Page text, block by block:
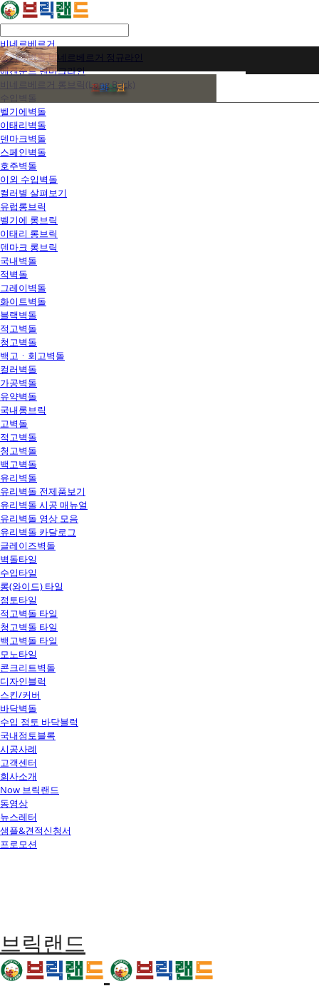
비네르베르거
벨기에벽돌 비네르베르거 정규라인
에겐순드 덴마크라인
비네르베르거 롱브릭(Long Brick)
수입벽돌
벨기에벽돌
이태리벽돌
덴마크벽돌
스페인벽돌
호주벽돌
이외 수입벽돌
컬러별 살펴보기
유럽롱브릭
벨기에 롱브릭
이태리 롱브릭
덴마크 롱브릭
국내벽돌
적벽돌
그레이벽돌
화이트벽돌
블랙벽돌
적고벽돌
청고벽돌
백고ㆍ회고벽돌
컬러벽돌
가공벽돌
유약벽돌
국내롱브릭
고벽돌
적고벽돌
청고벽돌
백고벽돌
유리벽돌
유리벽돌 전제품보기
유리벽돌 시공 매뉴얼
유리벽돌 영상 모음
유리벽돌 카달로그
글레이즈벽돌
벽돌타일
수입타일
롱(와이드) 타일
점토타일
적고벽돌 타일
청고벽돌 타일
백고벽돌 타일
모노타일
콘크리트벽돌
디자인블럭
스킨/커버
바닥벽돌
수입 점토 바닥블럭
국내점토블록
시공사례
고객센터
회사소개
Now 브릭랜드
동영상
뉴스레터
샘플&견적신청서
프로모션
브릭랜드
전화상담